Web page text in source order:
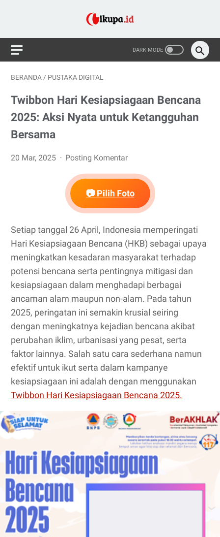
BERANDA / PUSTAKA DIGITAL
Twibbon Hari Kesiapsiagaan Bencana
2025: Aksi Nyata untuk Ketangguhan
Bersama
20 Mar, 2025 Posting Komentar
📷 Pilih Foto
Setiap tanggal 26 April, Indonesia memperingati
Hari Kesiapsiagaan Bencana (HKB) sebagai upaya
meningkatkan kesadaran masyarakat terhadap
potensi bencana serta pentingnya mitigasi dan
kesiapsiagaan dalam menghadapi berbagai
ancaman alam maupun non-alam. Pada tahun
2025, peringatan ini semakin krusial seiring
dengan meningkatnya kejadian bencana akibat
perubahan iklim, urbanisasi yang pesat, serta
faktor lainnya. Salah satu cara sederhana namun
efektif untuk ikut serta dalam kampanye
kesiapsiagaan ini adalah dengan menggunakan
Twibbon Hari Kesiapsiagaan Bencana 2025.